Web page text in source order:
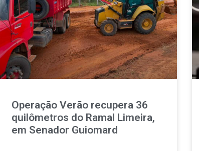
Operação Verão recupera 36
quilômetros do Ramal Limeira,
em Senador Guiomard